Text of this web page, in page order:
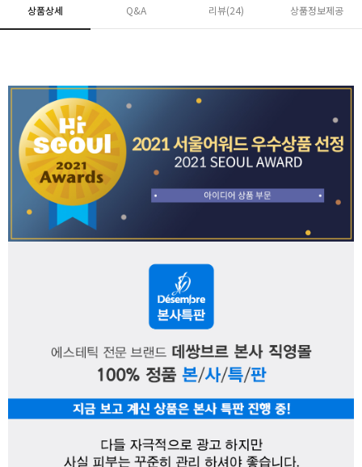
페이코 ID로 페
상품상세 Q&A 리뷰(24) 상품정보제공